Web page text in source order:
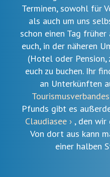
Terminen, sowohl für
als auch um uns
schon einen Tag
euch, in der näheren
(Hotel oder
euch zu buchen. Ihr
an Unterkünften
Pfunds gibt es
Claudiasee › , den wir
Von dort aus kann
einer halben